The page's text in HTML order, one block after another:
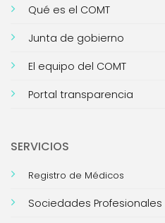
Qué es el COMT
Junta de gobierno
El equipo del COMT
Portal transparencia
SERVICIOS
Registro de Médicos
Sociedades Profesionales